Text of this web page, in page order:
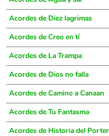
Acordes de Diez lagrimas
Acordes de Creo en tí
Acordes de La Trampa
Acordes de Dios no falla
Acordes de Camino a Canaan
Acordes de Tu Fantasma
Acordes de Historia del